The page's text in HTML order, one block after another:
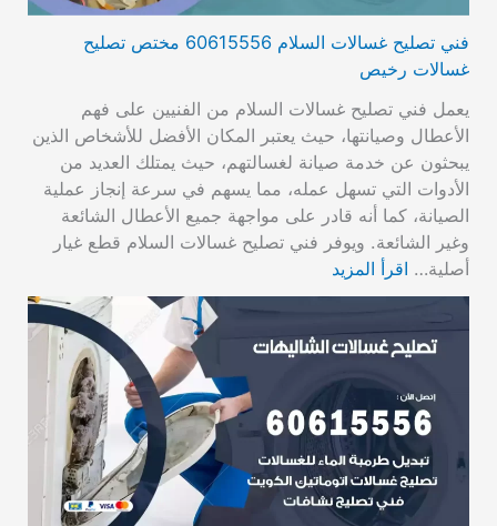
فني تصليح غسالات السلام 60615556 مختص تصليح
غسالات رخيص
يعمل فني تصليح غسالات السلام من الفنيين على فهم
الأعطال وصيانتها، حيث يعتبر المكان الأفضل للأشخاص الذين
يبحثون عن خدمة صيانة لغسالتهم، حيث يمتلك العديد من
الأدوات التي تسهل عمله، مما يسهم في سرعة إنجاز عملية
الصيانة، كما أنه قادر على مواجهة جميع الأعطال الشائعة
وغير الشائعة. ويوفر فني تصليح غسالات السلام قطع غيار
أصلية… اقرأ المزيد